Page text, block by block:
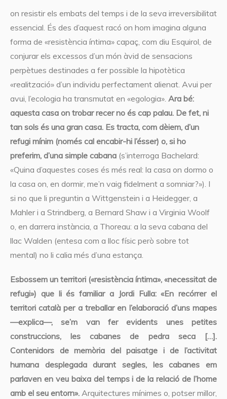
on resistir els embats del temps i de la seva irreversibilitat
essencial. És des d’aquest racó on hom imagina alguna
forma de «resistència íntima» capaç, com diu Esquirol, de
conjurar els excessos d’un món àvid de sensacions
perpètues destinades a fer possible la hipotètica
«realització» d’un individu perfectament alienat. Avui per
avui, l’ecologia ha transmutat en «egologia». Ara bé:
aquesta casa on trobar recer no és cap palau. De fet, ni
tan sols és una gran casa. Es tracta, com dèiem, d’un
refugi mínim (només cal encabir-hi l’ésser) o, si ho
preferim, d’una simple cabana(s’interroga Bachelard:
«Quina d’aquestes coses és més real: la casa on dormo o
la casa on, en dormir, me’n vaig fidelment a somniar?»). I
si no que li preguntin a Wittgenstein i a Heidegger, a
Mahler i a Strindberg, a Bernard Shaw i a Virginia Woolf
o, en darrera instància, a Thoreau: a la seva cabana del
llac Walden (entesa com a lloc físic però sobre tot
mental) no li calia més d’una estança.
Esbossem un territori («resistència íntima», «necessitat de
refugi») que li és familiar a Jordi Fulla: «En recórrer el
territori català per a treballar en l’elaboració d’uns mapes
—explica—, se’m van fer evidents unes petites
construccions, les cabanes de pedra seca […].
Contenidors de memòria del paisatge i de l’activitat
humana desplegada durant segles, les cabanes em
parlaven en veu baixa del temps i de la relació de l’home
amb el seu entorn». Arquitectures mínimes o, potser millor,